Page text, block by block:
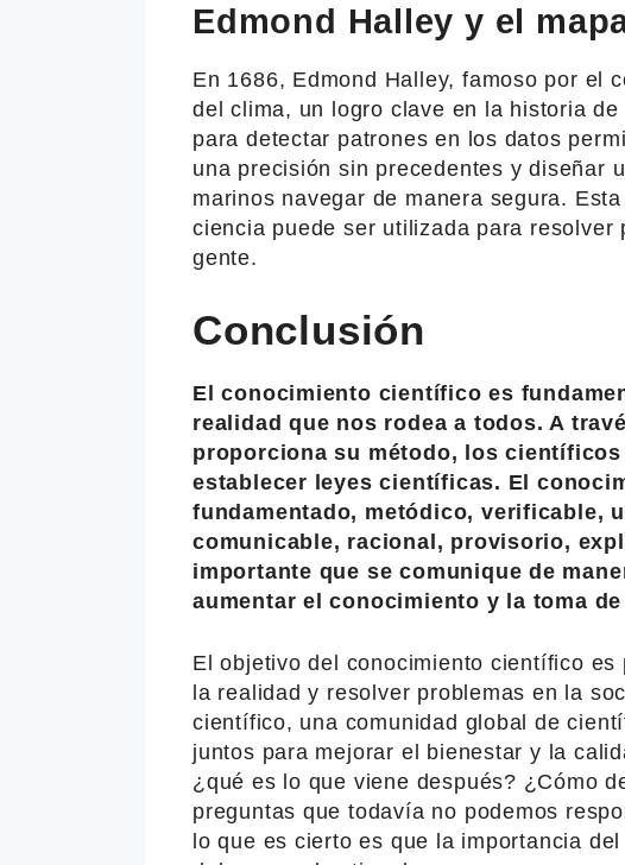
Edmond Halley y el
En 1686, Edmond Halley, famoso por el
del clima, un logro clave en la historia
para detectar patrones en los datos
una precisión sin precedentes y diseñar
marinos navegar de manera segura.
ciencia puede ser utilizada para resolver
gente.
Conclusión
El conocimiento científico es
realidad que nos rodea a todos. A
proporciona su método, los
establecer leyes científicas. El
fundamentado, metódico, verificable,
comunicable, racional, provisorio,
importante que se comunique de
aumentar el conocimiento y la toma
El objetivo del conocimiento científico
la realidad y resolver problemas en la
científico, una comunidad global de
juntos para mejorar el bienestar y la
¿qué es lo que viene después? ¿Cómo
preguntas que todavía no podemos
lo que es cierto es que la importancia